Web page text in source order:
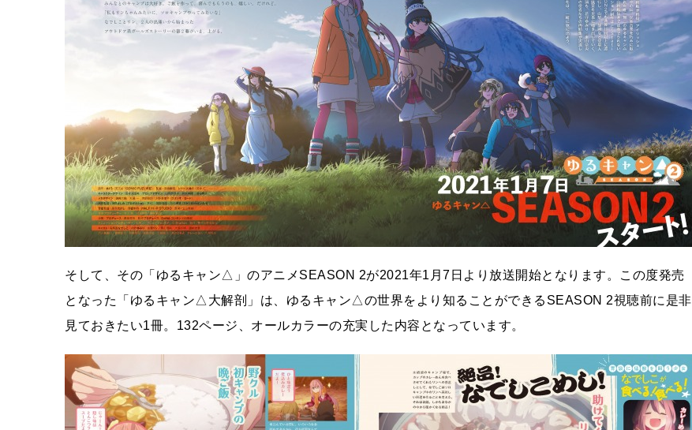
そして、その「ゆるキャン△」のアニメSEASON 2が2021年1月7日より放送開始となります。この度発売
となった「ゆるキャン△大解剖」は、ゆるキャン△の世界をより知ることができるSEASON 2視聴前に是非
見ておきたい1冊。132ページ、オールカラーの充実した内容となっています。